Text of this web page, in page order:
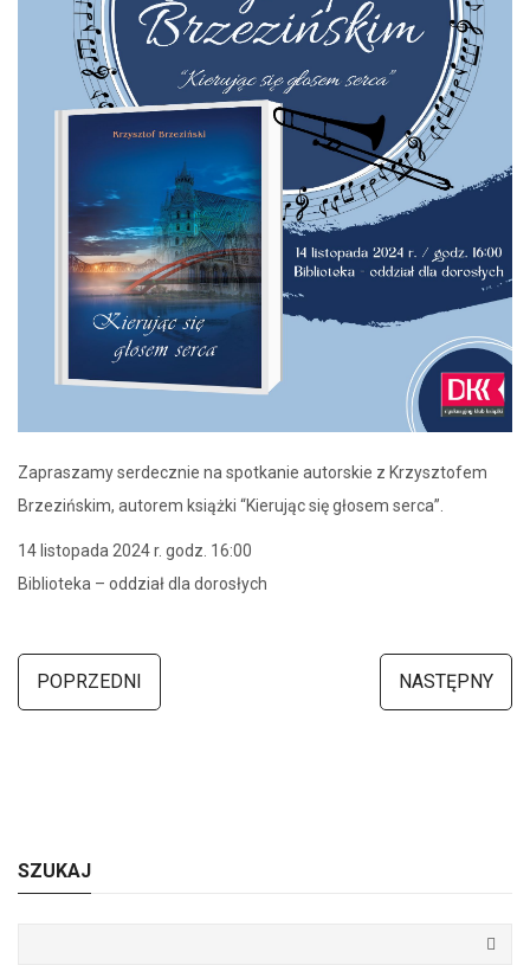
Zapraszamy serdecznie na spotkanie autorskie z Krzysztofem
Brzezińskim, autorem książki “Kierując się głosem serca”.
14 listopada 2024 r. godz. 16:00
Biblioteka – oddział dla dorosłych
POPRZEDNI NASTĘPNY
SZUKAJ